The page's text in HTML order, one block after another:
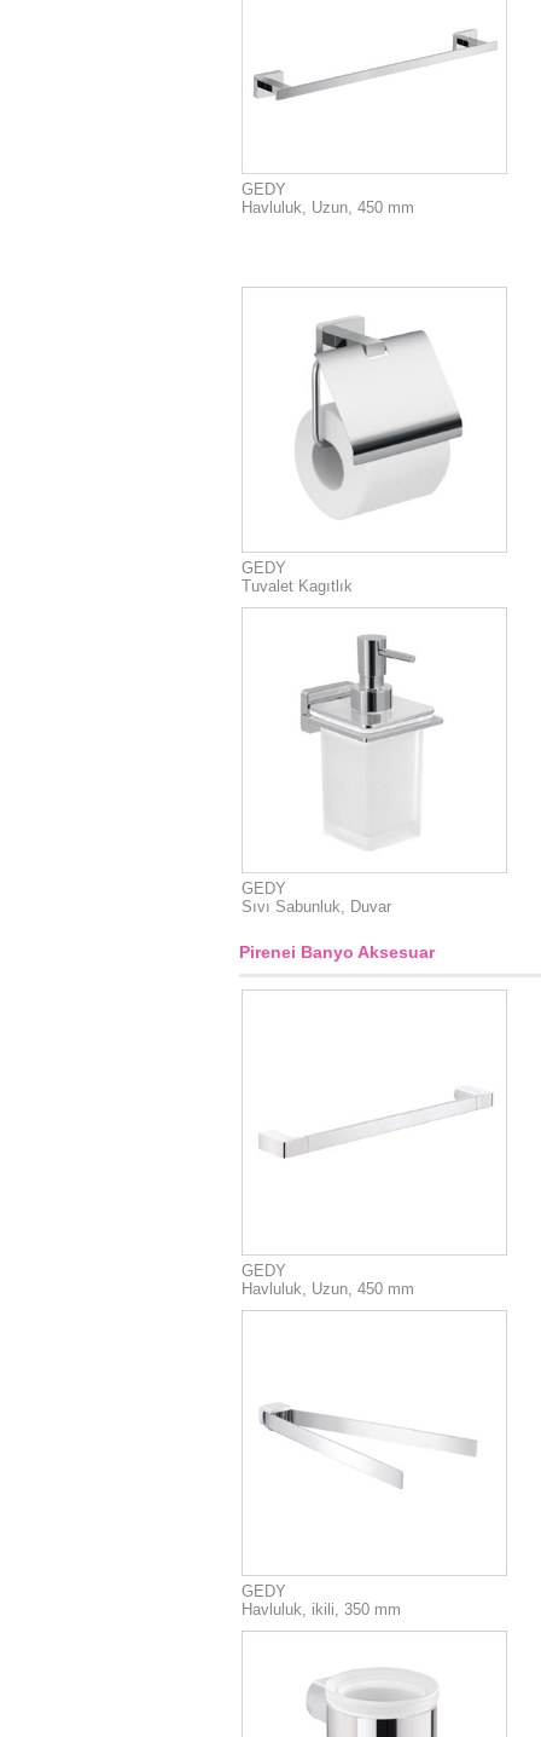
GEDY
Havluluk, Uzun, 450 mm
GEDY
Tuvalet Kagıtlık
GEDY
Sıvı Sabunluk, Duvar
Pirenei Banyo Aksesuar
GEDY
Havluluk, Uzun, 450 mm
GEDY
Havluluk, ikili, 350 mm